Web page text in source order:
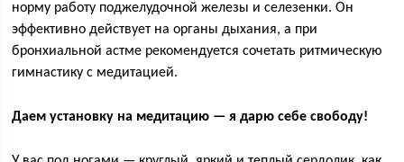
норму работу поджелудочной железы и селезенки. Он
эффективно действует на органы дыхания, а при
бронхиальной астме рекомендуется сочетать ритмическую
гимнастику с медитацией.
Даем установку на медитацию — я дарю себе свободу!